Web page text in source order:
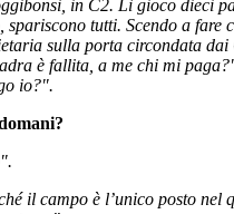
in C2. Lì gioco dieci
spariscono tutti. Scendo a fare
sulla porta circondata
è fallita, a me chi mi
io?".
il campo è l’unico posto nel